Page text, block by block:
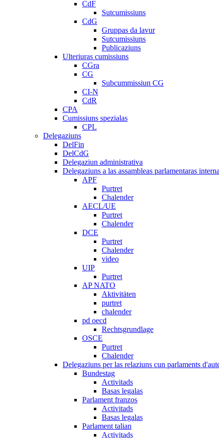
CdF
Sutcumissiuns
CdG
Gruppas da lavur
Sutcumissiuns
Publicaziuns
Ulteriuras cumissiuns
CGra
CG
Subcummissiun CG
CI-N
CdR
CPA
Cumissiuns spezialas
CPL
Delegaziuns
DelFin
DelCdG
Delegaziun administrativa
Delegaziuns a las assambleas parlamentaras
APF
Purtret
Chalender
AECL/UE
Purtret
Chalender
DCE
Purtret
Chalender
video
UIP
Purtret
AP NATO
Aktivitäten
purtret
chalender
pd oecd
Rechtsgrundlage
OSCE
Purtret
Chalender
Delegaziuns per las relaziuns cun parlaments
Bundestag
Activitads
Basas legalas
Parlament franzos
Activitads
Basas legalas
Parlament talian
Activitads